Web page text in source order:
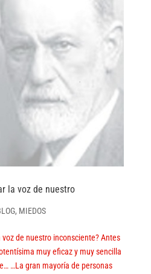
la voz de nuestro
, MIEDOS
de nuestro inconsciente? Antes
muy eficaz y muy sencilla
…La gran mayoría de personas